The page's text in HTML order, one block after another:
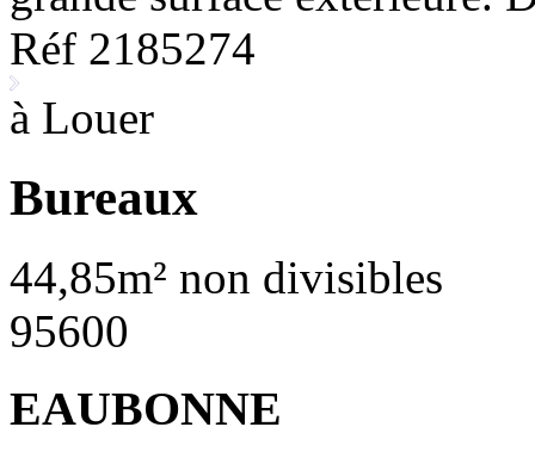
Réf 2185274
à Louer
Bureaux
44,85m² non divisibles
95600
EAUBONNE